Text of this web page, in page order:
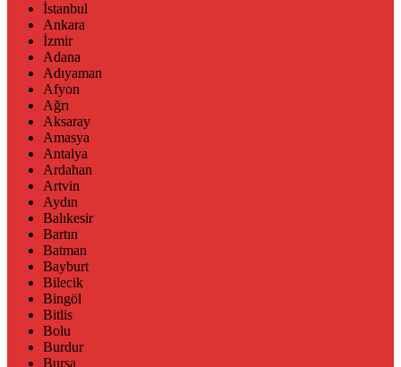
İstanbul
Ankara
İzmir
Adana
Adıyaman
Afyon
Ağrı
Aksaray
Amasya
Antalya
Ardahan
Artvin
Aydın
Balıkesir
Bartın
Batman
Bayburt
Bilecik
Bingöl
Bitlis
Bolu
Burdur
Bursa